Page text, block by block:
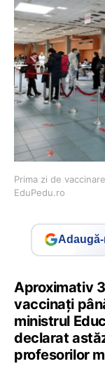
Prima zi de
EduPedu.ro
Aproximativ
vaccinați
ministrul
declarat
profesorilor